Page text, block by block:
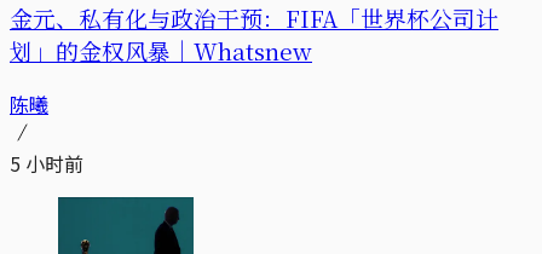
金元、私有化与政治干预：FIFA「世界杯公司计
划」的金权风暴｜Whatsnew
陈曦
5 小时前